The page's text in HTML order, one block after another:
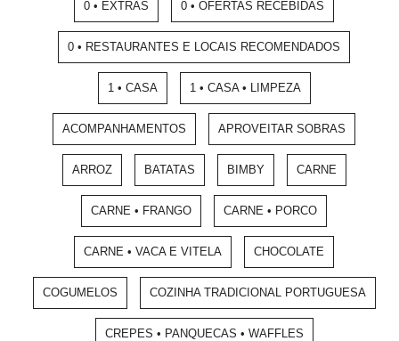
0 • EXTRAS 0 • OFERTAS RECEBIDAS
0 • RESTAURANTES E LOCAIS RECOMENDADOS
1 • CASA 1 • CASA • LIMPEZA
ACOMPANHAMENTOS APROVEITAR SOBRAS
ARROZ BATATAS BIMBY CARNE
CARNE • FRANGO CARNE • PORCO
CARNE • VACA E VITELA CHOCOLATE
COGUMELOS COZINHA TRADICIONAL PORTUGUESA
CREPES • PANQUECAS • WAFFLES